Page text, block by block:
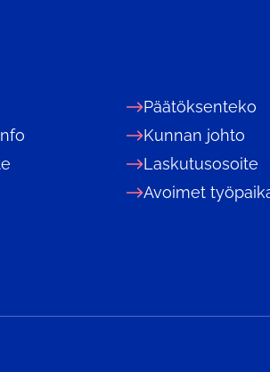
Päätöksenteko
Kunnan johto
Laskutusosoite
Avoimet